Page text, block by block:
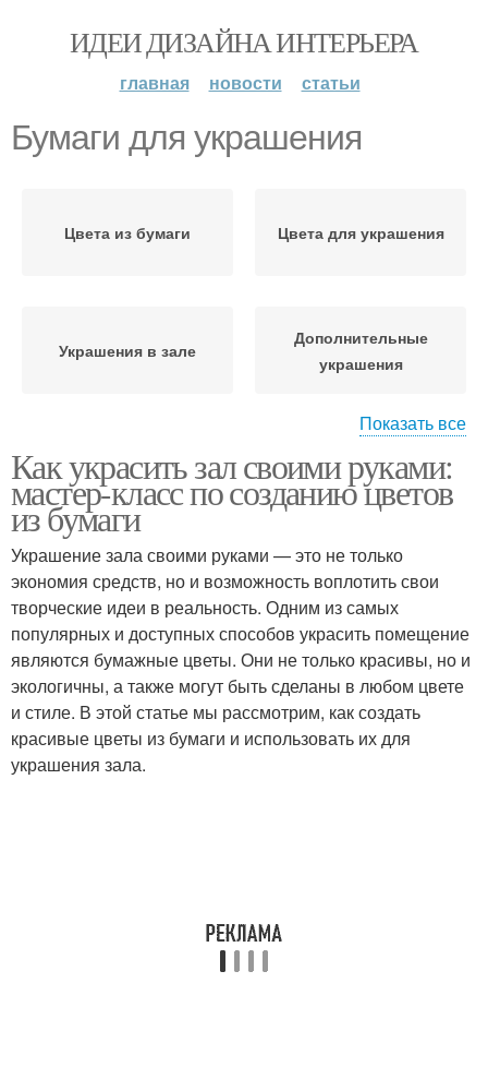
ИДЕИ ДИЗАЙНА ИНТЕРЬЕРА
главная новости статьи
Бумаги для украшения
Цвета из бумаги Цвета для украшения
Украшения в зале
Дополнительные
украшения
Бюджетное украшение Бумаги для декора
Бумажные украшения Украшения для стен
Сезонные украшения Украшения из бумаги
Крепированная бумага
Показать все
Как украсить зал своими руками:
мастер-класс по созданию цветов
из бумаги
Украшение зала своими руками — это не только
экономия средств, но и возможность воплотить свои
творческие идеи в реальность. Одним из самых
популярных и доступных способов украсить помещение
являются бумажные цветы. Они не только красивы, но и
экологичны, а также могут быть сделаны в любом цвете
и стиле. В этой статье мы рассмотрим, как создать
красивые цветы из бумаги и использовать их для
украшения зала.